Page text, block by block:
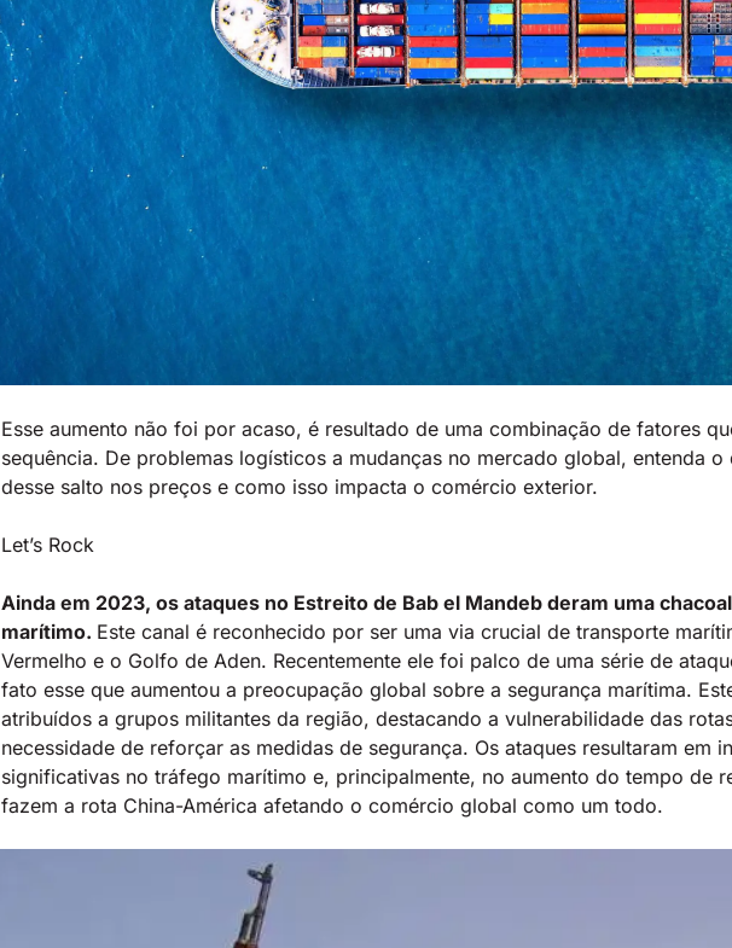
Esse aumento não foi por acaso, é resultado de uma combinação de fatores
sequência. De problemas logísticos a mudanças no mercado global, entenda o
desse salto nos preços e como isso impacta o comércio exterior.
Let’s Rock
Ainda em 2023, os ataques no Estreito de Bab el Mandeb deram uma
marítimo. Este canal é reconhecido por ser uma via crucial de transporte
Vermelho e o Golfo de Aden. Recentemente ele foi palco de uma série de
fato esse que aumentou a preocupação global sobre a segurança marítima.
atribuídos a grupos militantes da região, destacando a vulnerabilidade das
necessidade de reforçar as medidas de segurança. Os ataques resultaram em
significativas no tráfego marítimo e, principalmente, no aumento do tempo de
fazem a rota China-América afetando o comércio global como um todo.